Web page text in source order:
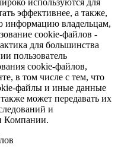
эффективнее, а также,
информацию владельцам,
cookie-файлов -
для большинства
пользователь
cookie-файлов,
в том числе с тем, что
файлы и иные данные
может передавать их
и
Компании.